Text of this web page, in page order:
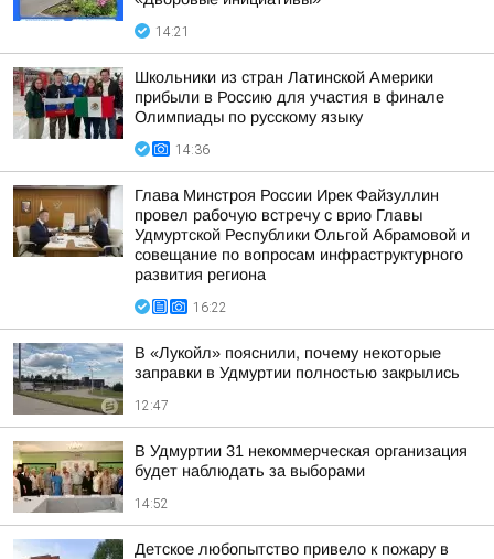
14:21
Школьники из стран Латинской Америки
прибыли в Россию для участия в финале
Олимпиады по русскому языку
14:36
Глава Минстроя России Ирек Файзуллин
провел рабочую встречу с врио Главы
Удмуртской Республики Ольгой Абрамовой и
совещание по вопросам инфраструктурного
развития региона
16:22
В «Лукойл» пояснили, почему некоторые
заправки в Удмуртии полностью закрылись
12:47
В Удмуртии 31 некоммерческая организация
будет наблюдать за выборами
14:52
Детское любопытство привело к пожару в